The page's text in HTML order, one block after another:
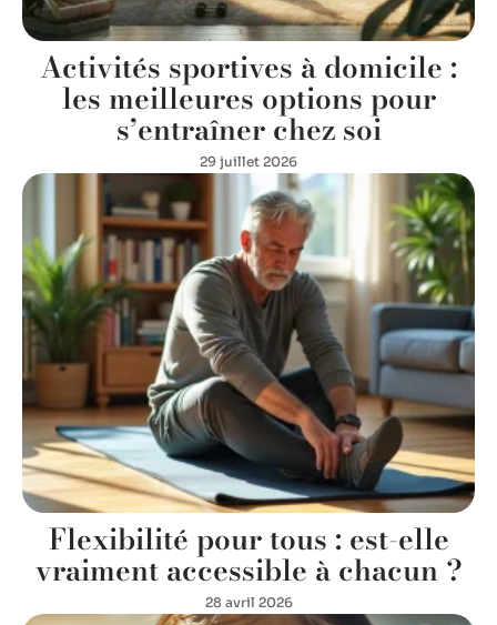
Activités sportives à domicile :
les meilleures options pour
s’entraîner chez soi
29 juillet 2026
Flexibilité pour tous : est-elle
vraiment accessible à chacun ?
28 avril 2026